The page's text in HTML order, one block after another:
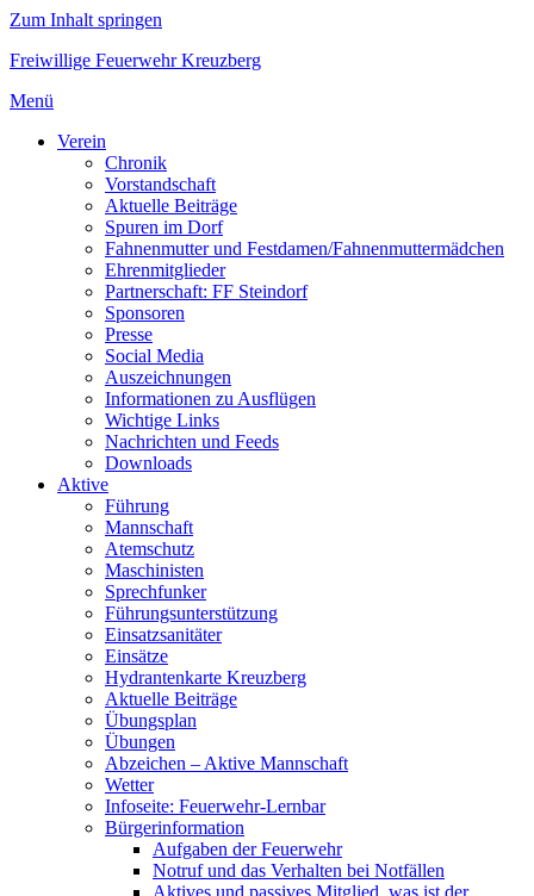
Zum Inhalt springen
Freiwillige Feuerwehr Kreuzberg
Menü
Verein
Chronik
Vorstandschaft
Aktuelle Beiträge
Spuren im Dorf
Fahnenmutter und Festdamen/Fahnenmuttermädchen
Ehrenmitglieder
Partnerschaft: FF Steindorf
Sponsoren
Presse
Social Media
Auszeichnungen
Informationen zu Ausflügen
Wichtige Links
Nachrichten und Feeds
Downloads
Aktive
Führung
Mannschaft
Atemschutz
Maschinisten
Sprechfunker
Führungsunterstützung
Einsatzsanitäter
Einsätze
Hydrantenkarte Kreuzberg
Aktuelle Beiträge
Übungsplan
Übungen
Abzeichen – Aktive Mannschaft
Wetter
Infoseite: Feuerwehr-Lernbar
Bürgerinformation
Aufgaben der Feuerwehr
Notruf und das Verhalten bei Notfällen
Aktives und passives Mitglied, was ist der